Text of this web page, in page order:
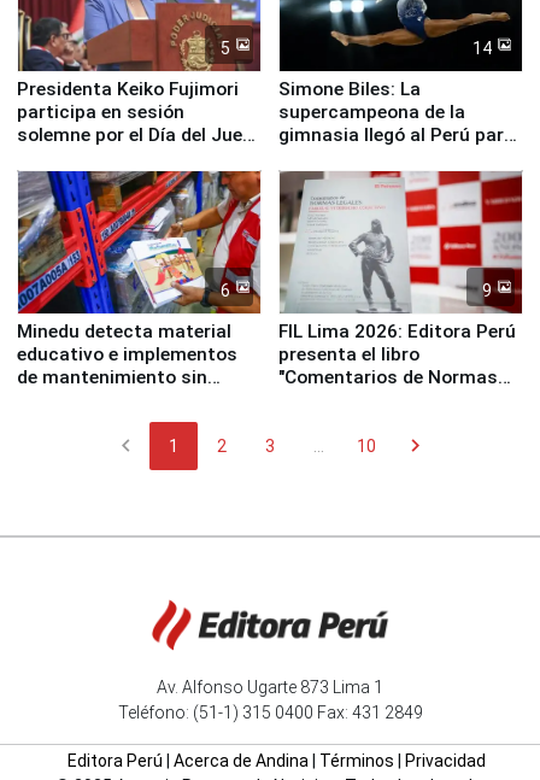
5
Presidenta Keiko Fujimori
participa en sesión
solemne por el Día del Juez
14
Simone Biles: La
supercampeona de la
gimnasia llegó al Perú para
Panamericanos Lima 2027
6
Minedu detecta material
educativo e implementos
de mantenimiento sin
9
FIL Lima 2026: Editora Perú
presenta el libro
"Comentarios de Normas
chevron_left 1 2 3 10 chevron_right
Av. Alfonso Ugarte 873 Lima 1
Teléfono: (51-1) 315 0400 Fax: 431 2849
Editora Perú Acerca de Andina Términos
Privacidad